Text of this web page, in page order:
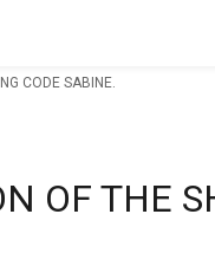
CODE SABINE.
OF THE